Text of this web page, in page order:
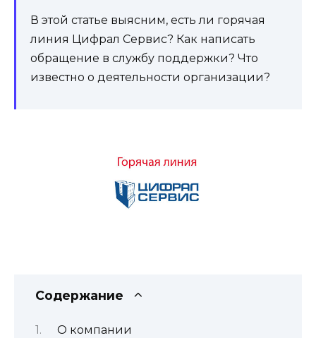
В этой статье выясним, есть ли горячая
линия Цифрал Сервис? Как написать
обращение в службу поддержки? Что
известно о деятельности организации?
Содержание
О компании